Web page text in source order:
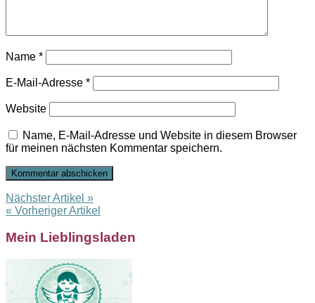
Name *
E-Mail-Adresse *
Website
Name, E-Mail-Adresse und Website in diesem Browser
für meinen nächsten Kommentar speichern.
Nächster Artikel »
« Vorheriger Artikel
Mein Lieblingsladen